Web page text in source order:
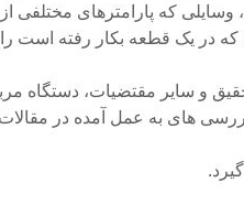
وسایلی که پارامترهای
که در یک قطعه بکار رفته است
و سایر مقتضیات، دستگاه
های به عمل آمده در